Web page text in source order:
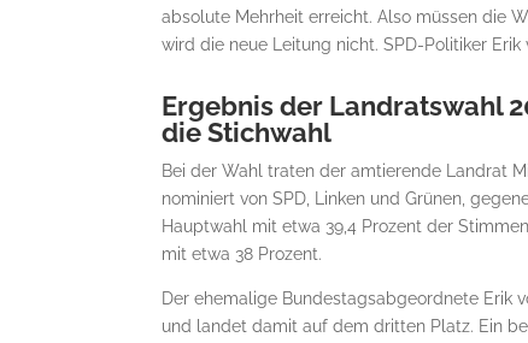
absolute Mehrheit erreicht. Also müssen die
wird die neue Leitung nicht. SPD-Politiker
Ergebnis der Landratswahl
die Stichwahl
Bei der Wahl traten der amtierende Landrat
nominiert von SPD, Linken und Grünen,
Hauptwahl mit etwa 39,4 Prozent der
mit etwa 38 Prozent.
Der ehemalige Bundestagsabgeordnete Erik
und landet damit auf dem dritten Platz. Ein